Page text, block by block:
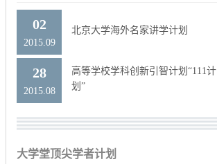
02
2015.09
北京大学海外名家讲学计划
28
2015.08
高等学校学科创新引智计划“111计
划”
大学堂顶尖学者计划